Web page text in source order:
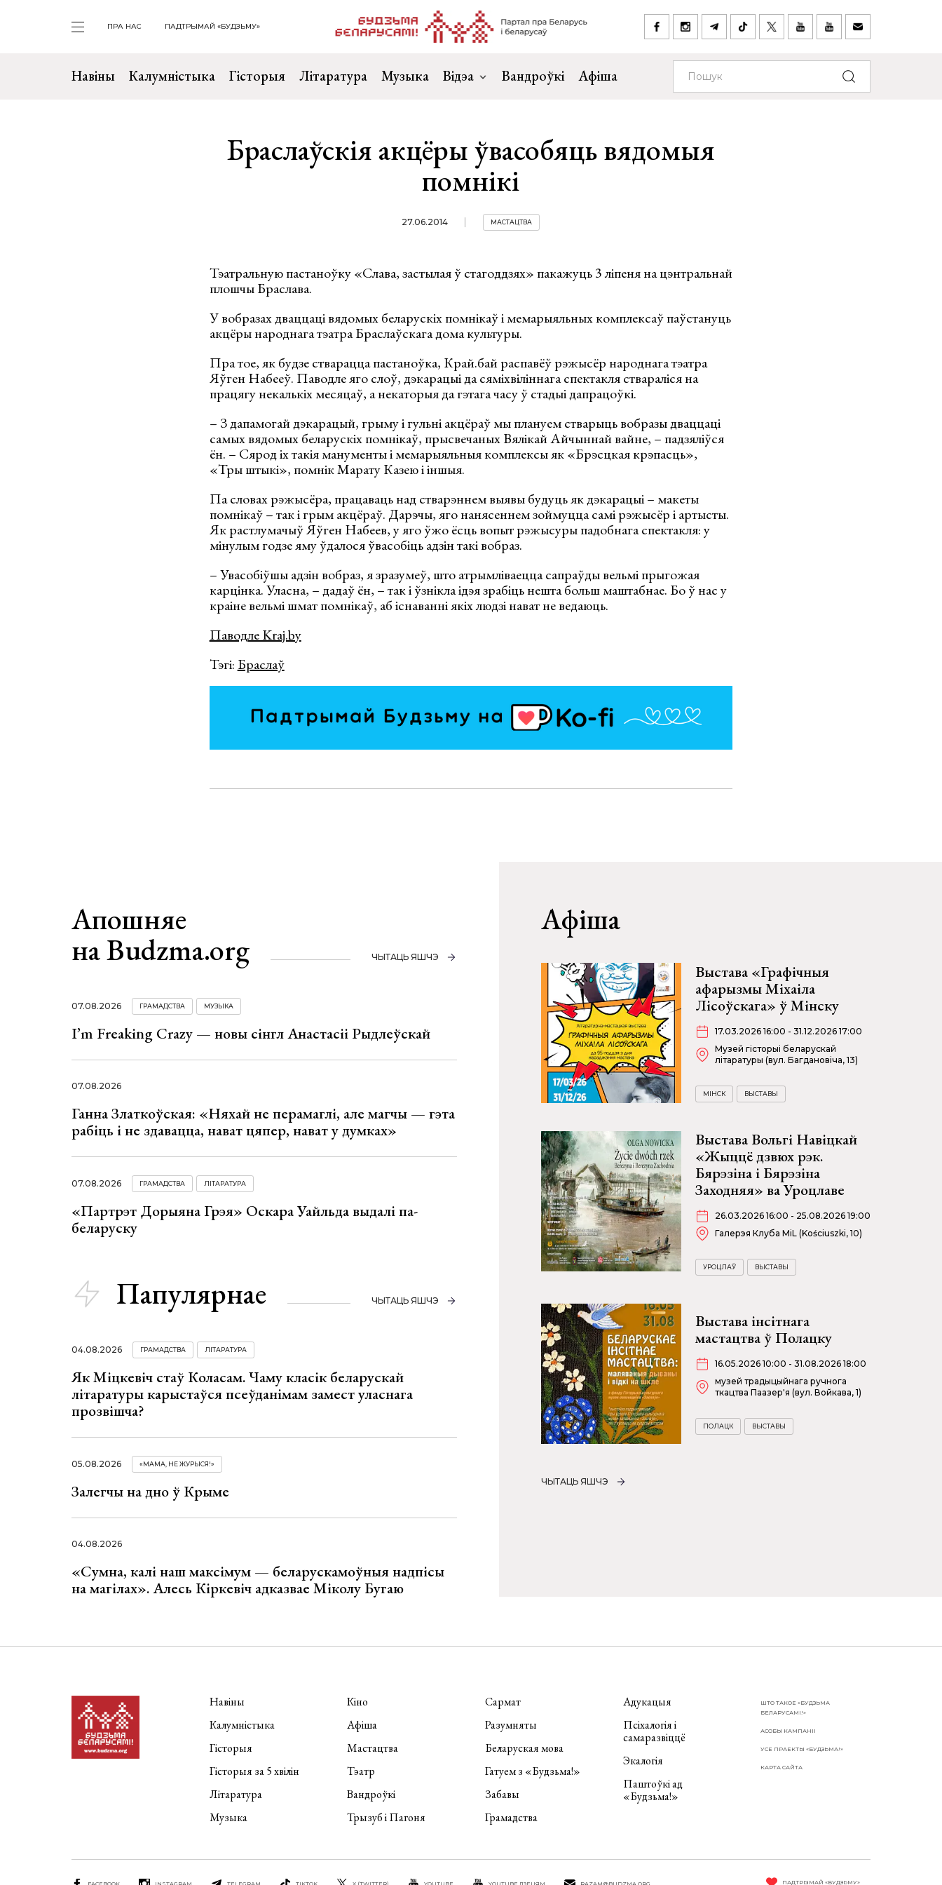
ПРА НАС ПАДТРЫМАЙ «БУДЗЬМУ»
Навіны Калумністыка Гісторыя Літаратура Музыка Відэа Вандроўкі Афіша
Браслаўскія акцёры ўвасобяць вядомыя
помнікі
27.06.2014 МАСТАЦТВА
Тэатральную пастаноўку «Слава, застылая ў стагоддзях» пакажуць 3 ліпеня на цэнтральнай
плошчы Браслава.
У вобразах дваццаці вядомых беларускіх помнікаў і мемарыяльных комплексаў паўстануць
акцёры народнага тэатра Браслаўскага дома культуры.
Пра тое, як будзе стварацца пастаноўка, Край.бай распавёў рэжысёр народнага тэатра
Яўген Набееў. Паводле яго слоў, дэкарацыі да сяміхвіліннага спектакля ствараліся на
працягу некалькіх месяцаў, а некаторыя да гэтага часу ў стадыі дапрацоўкі.
– З дапамогай дэкарацый, грыму і гульні акцёраў мы плануем стварыць вобразы дваццаці
самых вядомых беларускіх помнікаў, прысвечаных Вялікай Айчыннай вайне, – падзяліўся
ён. – Сярод іх такія манументы і мемарыяльныя комплексы як «Брэсцкая крэпасць»,
«Тры штыкі», помнік Марату Казею і іншыя.
Па словах рэжысёра, працаваць над стварэннем выявы будуць як дэкарацыі – макеты
помнікаў – так і грым акцёраў. Дарэчы, яго нанясеннем зоймуцца самі рэжысёр і артысты.
Як растлумачыў Яўген Набеев, у яго ўжо ёсць вопыт рэжысуры падобнага спектакля: у
мінулым годзе яму ўдалося ўвасобіць адзін такі вобраз.
– Увасобіўшы адзін вобраз, я зразумеў, што атрымліваецца сапраўды вельмі прыгожая
карцінка. Уласна, – дадаў ён, – так і ўзнікла ідэя зрабіць нешта больш маштабнае. Бо ў нас у
краіне вельмі шмат помнікаў, аб існаванні якіх людзі нават не ведаюць.
Паводле Kraj.by
Тэгі: Браслаў
Апошняе
на Budzma.org
ЧЫТАЦЬ ЯШЧЭ
07.08.2026 ГРАМАДСТВА МУЗЫКА
I’m Freaking Crazy — новы сінгл Анастасіі Рыдлеўскай
07.08.2026
Ганна Златкоўская: «Няхай не перамаглі, але магчы — гэта
рабіць і не здавацца, нават цяпер, нават у думках»
07.08.2026 ГРАМАДСТВА ЛІТАРАТУРА
«Партрэт Дорыяна Грэя» Оскара Уайльда выдалі па-
беларуску
Папулярнае ЧЫТАЦЬ ЯШЧЭ
04.08.2026 ГРАМАДСТВА ЛІТАРАТУРА
Як Міцкевіч стаў Коласам. Чаму класік беларускай
літаратуры карыстаўся псеўданімам замест уласнага
прозвішча?
05.08.2026 «МАМА, НЕ ЖУРЫСЯ!»
Залегчы на дно ў Крыме
04.08.2026
«Сумна, калі наш максімум — беларускамоўныя надпісы
на магілах». Алесь Кіркевіч адказвае Міколу Бугаю
Афіша
Выстава «Графічныя
афарызмы Міхаіла
Лісоўскага» ў Мінску
17.03.2026 16:00 - 31.12.2026 17:00
Музей гісторыі беларускай
літаратуры (вул. Багдановіча, 13)
МІНСК ВЫСТАВЫ
Выстава Вольгі Навіцкай
«Жыццё дзвюх рэк.
Бярэзіна і Бярэзіна
Заходняя» ва Уроцлаве
26.03.2026 16:00 - 25.08.2026 19:00
Галерэя Клуба MiL (Kościuszki, 10)
УРОЦЛАЎ ВЫСТАВЫ
Выстава інсітнага
мастацтва ў Полацку
16.05.2026 10:00 - 31.08.2026 18:00
музей традыцыйнага ручнога
ткацтва Паазер'я (вул. Войкава, 1)
ПОЛАЦК ВЫСТАВЫ
ЧЫТАЦЬ ЯШЧЭ
Навіны
Калумністыка
Гісторыя
Гісторыя за 5 хвілін
Літаратура
Музыка
Кіно
Афіша
Мастацтва
Тэатр
Вандроўкі
Трызуб і Пагоня
Сармат
Разумняты
Беларуская мова
Гатуем з «Будзьма!»
Забавы
Грамадства
Адукацыя
Псіхалогія і
самаразвіццё
Экалогія
Паштоўкі ад
«Будзьма!»
ШТО ТАКОЕ «БУДЗЬМА
БЕЛАРУСАМІ!»
АСОБЫ КАМПАНІІ
УСЕ ПРАЕКТЫ «БУДЗЬМА!»
КАРТА САЙТА
ПАДТРЫМАЙ «БУДЗЬМУ»